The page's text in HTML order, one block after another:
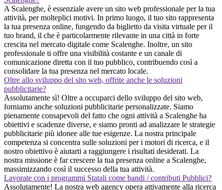
A Scalenghe, è essenziale avere un sito web professionale per la tua
attività, per molteplici motivi. In primo luogo, il tuo sito rappresenta
la tua presenza online, fungendo da biglietto da visita virtuale per il
tuo brand, il che è particolarmente rilevante in una città in forte
crescita nel mercato digitale come Scalenghe. Inoltre, un sito
professionale ti offre una visibilità costante e un canale di
comunicazione diretta con il tuo pubblico, contribuendo così a
consolidare la tua presenza nel mercato locale.
Oltre allo sviluppo del sito web, offrite anche le soluzioni
pubblicitarie?
Assolutamente sì! Oltre a occuparci dello sviluppo del sito web,
forniamo anche soluzioni pubblicitarie personalizzate. Siamo
pienamente consapevoli del fatto che ogni attività a Scalenghe ha
obiettivi e scadenze diverse, e siamo pronti ad analizzare le strategie
pubblicitarie più idonee alle tue esigenze. La nostra principale
competenza si concentra sulle soluzioni per i motori di ricerca, e il
nostro obiettivo è aiutarti a raggiungere i risultati desiderati. La
nostra missione è far crescere la tua presenza online a Scalenghe,
massimizzando così il successo della tua attività.
Lavorate con i programmi Statali come bandi / contributi Pubblici?
Assolutamente! La nostra web agency opera attivamente alla ricerca